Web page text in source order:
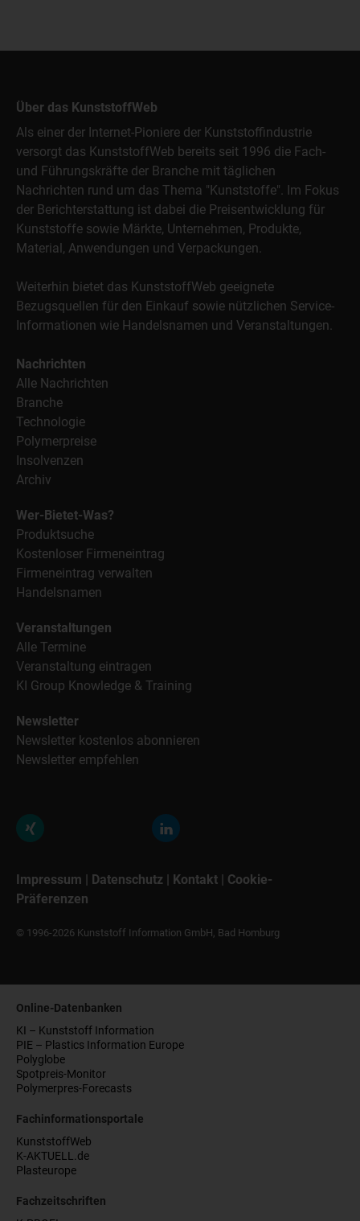
Über das KunststoffWeb
Als einer der Internet-Pioniere der Kunststoffindustrie
versorgt das KunststoffWeb bereits seit 1996 die Fach-
und Führungskräfte der Branche mit täglichen
Nachrichten rund um das Thema "Kunststoffe". Im Fokus
der Berichterstattung ist dabei die Preisentwicklung für
Kunststoffe sowie Märkte, Unternehmen, Produkte,
Material, Anwendungen und Verpackungen.
Weiterhin bietet das KunststoffWeb geeignete
Bezugsquellen für den Einkauf sowie nützlichen Service-
Informationen wie Handelsnamen und Veranstaltungen.
Nachrichten
Alle Nachrichten
Branche
Technologie
Polymerpreise
Insolvenzen
Archiv
Wer-Bietet-Was?
Produktsuche
Kostenloser Firmeneintrag
Firmeneintrag verwalten
Handelsnamen
Veranstaltungen
Alle Termine
Veranstaltung eintragen
KI Group Knowledge & Training
Newsletter
Newsletter kostenlos abonnieren
Newsletter empfehlen
Impressum | Datenschutz | Kontakt | Cookie-
Präferenzen
© 1996-2026 Kunststoff Information GmbH, Bad Homburg
Online-Datenbanken
KI – Kunststoff Information
PIE – Plastics Information Europe
Polyglobe
Spotpreis-Monitor
Polymerpres-Forecasts
Fachinformationsportale
KunststoffWeb
K-AKTUELL.de
Plasteurope
Fachzeitschriften